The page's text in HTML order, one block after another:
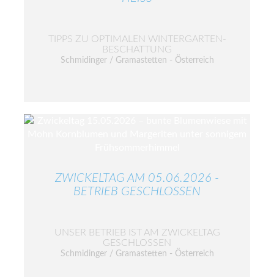
TIPPS ZU OPTIMALEN WINTERGARTEN-
BESCHATTUNG
Schmidinger / Gramastetten - Österreich
ZWICKELTAG AM 05.06.2026 -
BETRIEB GESCHLOSSEN
UNSER BETRIEB IST AM ZWICKELTAG
GESCHLOSSEN
Schmidinger / Gramastetten - Österreich